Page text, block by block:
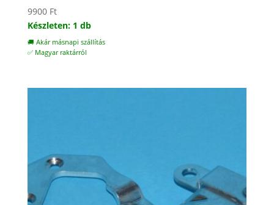
9900 Ft
Készleten: 1 db
🚚 Akár másnapi szállítás
✅ Magyar raktárról